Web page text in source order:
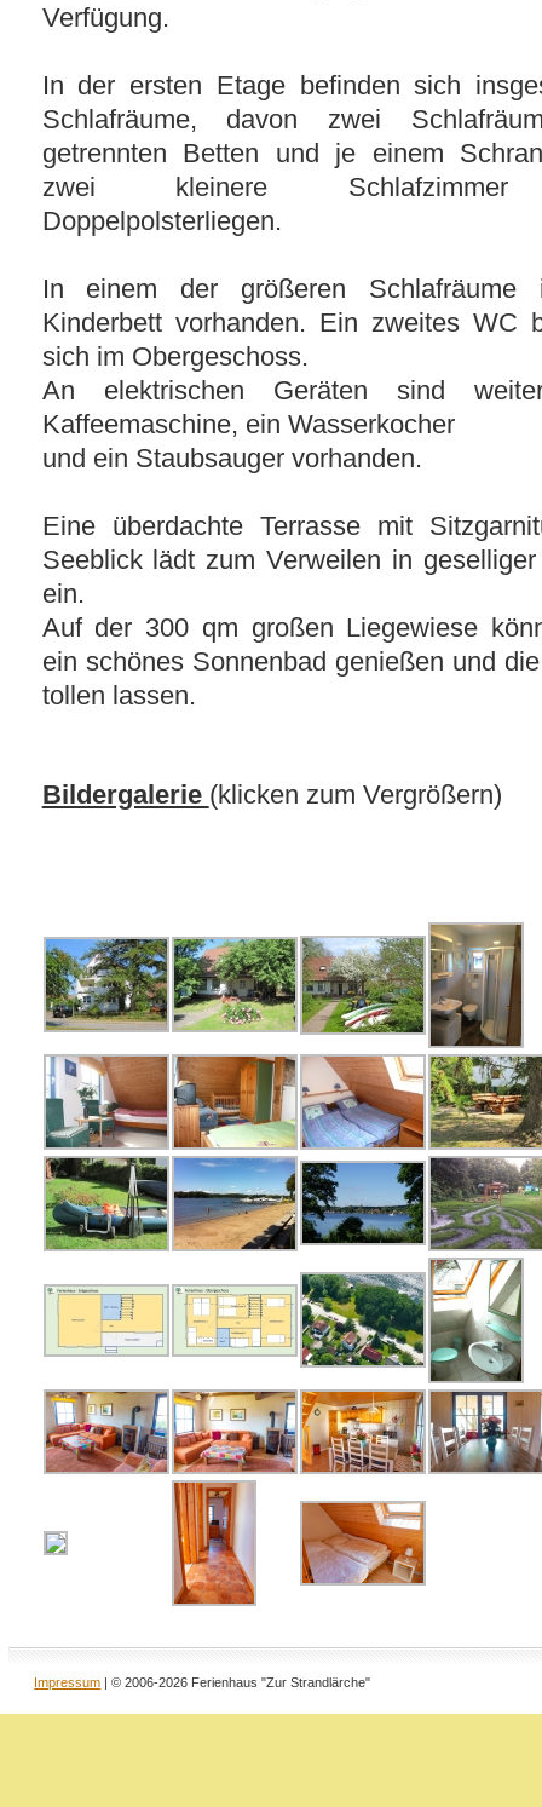
Verfügung.
In der ersten Etage befinden sich
Schlafräume, davon zwei
getrennten Betten und je einem
zwei kleinere
Doppelpolsterliegen.
In einem der größeren Schlafräume
Kinderbett vorhanden. Ein zweites WC
sich im Obergeschoss.
An elektrischen Geräten sind
Kaffeemaschine, ein Wasserkocher
und ein Staubsauger vorhanden.
Eine überdachte Terrasse mit
Seeblick lädt zum Verweilen in
ein.
Auf der 300 qm großen Liegewiese
ein schönes Sonnenbad genießen und
tollen lassen.
Bildergalerie (klicken zum Vergrößern)
Impressum | © 2006-2026 Ferienhaus "Zur Strandlärche"